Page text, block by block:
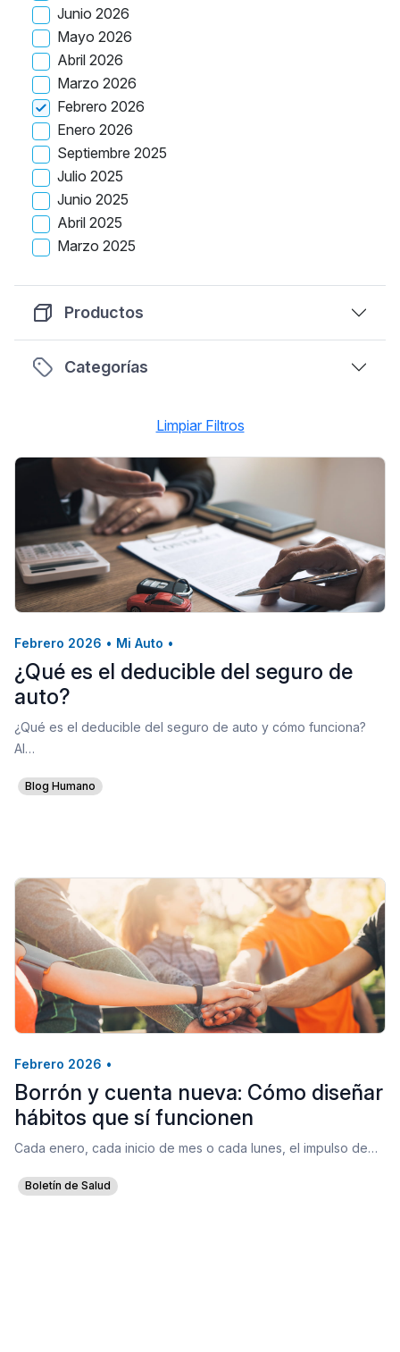
Junio 2026
Mayo 2026
Abril 2026
Marzo 2026
Febrero 2026
Enero 2026
Septiembre 2025
Julio 2025
Junio 2025
Abril 2025
Marzo 2025
Productos
Categorías
Limpiar Filtros
Febrero 2026 • Mi Auto •
¿Qué es el deducible del seguro de
auto?
¿Qué es el deducible del seguro de auto y cómo funciona?
Al…
Blog Humano
Febrero 2026 •
Borrón y cuenta nueva: Cómo diseñar
hábitos que sí funcionen
Cada enero, cada inicio de mes o cada lunes, el impulso de…
Boletín de Salud